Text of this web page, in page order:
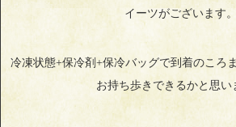
イーツがございます。
冷凍状態+保冷剤+保冷バッグで到着のころ
お持ち歩きできるかと思い